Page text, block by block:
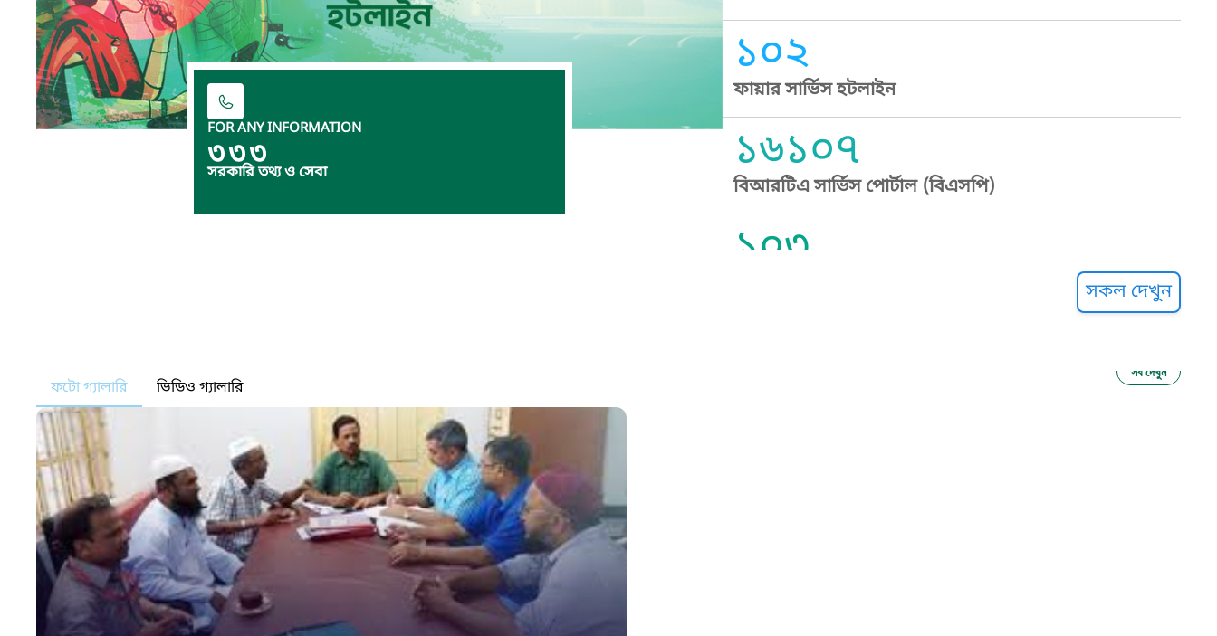
FOR ANY INFORMATION
৩৩৩
সরকারি তথ্য ও সেবা
১০২
ফায়ার সার্ভিস হটলাইন
১৬১০৭
বিআরটিএ সার্ভিস পোর্টাল (বিএসপি)
১০৩
সকল দেখুন
ফটো গ্যালারি ভিডিও গ্যালারি
সব দেখুন